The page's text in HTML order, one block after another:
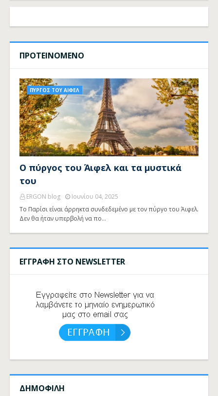
ΠΡΟΤΕΙΝΟΜΕΝΟ
ΠΥΡΓΟΣ ΤΟΥ ΑΙΦΕΛ
Ο πύργος του Άιφελ και τα μυστικά
του
ERGON blog
Ιουνίου 04, 2025
Το Παρίσι είναι άρρηκτα συνδεδεμένο με τον πύργο του Άιφελ.
Δεν θα ήταν υπερβολή να πο…
ΕΓΓΡΑΦΗ ΣΤΟ NEWSLETTER
ΔΗΜΟΦΙΛΗ